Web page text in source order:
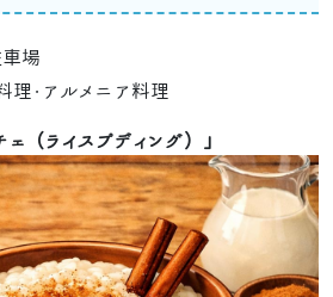
場
理・アルメニア料理
ェ（ライスプディング）」